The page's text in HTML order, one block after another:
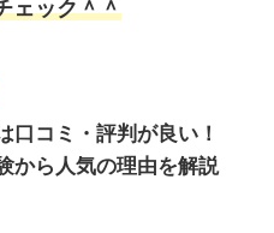
ェック＾＾
口コミ・評判が良い！
から人気の理由を解説